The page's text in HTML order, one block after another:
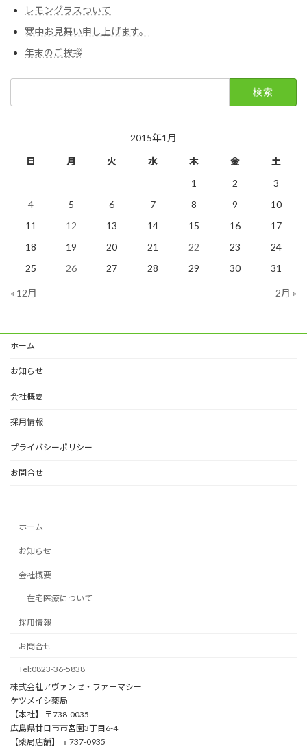
レモングラスついて
寒中お見舞い申し上げます。
年末のご挨拶
2015年1月
日
月 火 水 木 金
土
1
2
3
4
5 6 7 8 9
10
11
12 13 14 15 16
17
18
19 20 21 22 23
24
25
26 27 28 29 30 31
« 12月 2月 »
ホーム
お知らせ
会社概要
採用情報
プライバシーポリシー
お問合せ
ホーム
お知らせ
会社概要
在宅医療について
採用情報
お問合せ
Tel:0823-36-5838
株式会社アヴァンセ・ファーマシー
ケツメイシ薬局
【本社】 〒738-0035
広島県廿日市市宮園3丁目6-4
【薬局店舗】 〒737-0935